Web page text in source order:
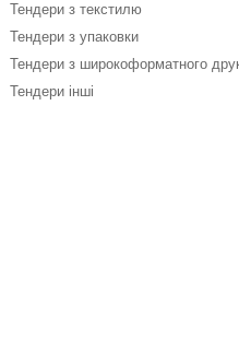
Тендери з текстилю
Тендери з упаковки
Тендери з широкоформатного
Тендери інші